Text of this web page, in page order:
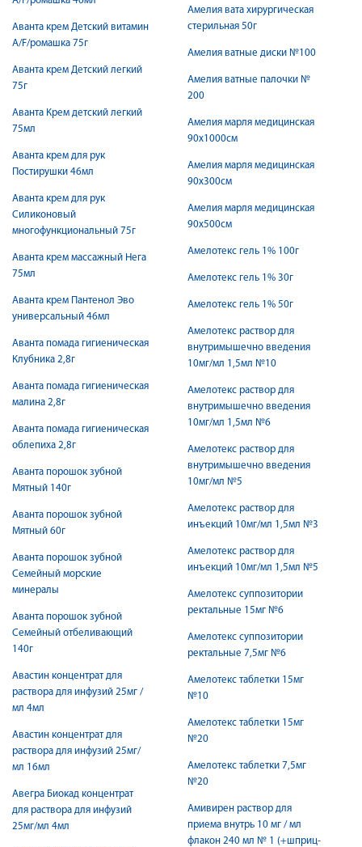
Аванта крем Детский витамин
А/F/ромашка 75г
Аванта крем Детский легкий
75г
Аванта Крем детский легкий
75мл
Аванта крем для рук
Постирушки 46мл
Аванта крем для рук
Силиконовый
многофункциональный 75г
Аванта крем массажный Нега
75мл
Аванта крем Пантенол Эво
универсальный 46мл
Аванта помада гигиеническая
Клубника 2,8г
Аванта помада гигиеническая
малина 2,8г
Аванта помада гигиеническая
облепиха 2,8г
Аванта порошок зубной
Мятный 140г
Аванта порошок зубной
Мятный 60г
Аванта порошок зубной
Семейный морские
минералы
Аванта порошок зубной
Семейный отбеливающий
140г
Авастин концентрат для
раствора для инфузий 25мг /
мл 4мл
Авастин концентрат для
раствора для инфузий 25мг/
мл 16мл
Авегра Биокад концентрат
для раствора для инфузий
25мг/мл 4мл
Амелия вата хирургическая
стерильная 50г
Амелия ватные диски №100
Амелия ватные палочки №
200
Амелия марля медицинская
90х1000см
Амелия марля медицинская
90х300см
Амелия марля медицинская
90х500см
Амелотекс гель 1% 100г
Амелотекс гель 1% 30г
Амелотекс гель 1% 50г
Амелотекс раствор для
внутримышечно введения
10мг/мл 1,5мл №10
Амелотекс раствор для
внутримышечно введения
10мг/мл 1,5мл №6
Амелотекс раствор для
внутримышечно введения
10мг/мл №5
Амелотекс раствор для
инъекций 10мг/мл 1,5мл №3
Амелотекс раствор для
инъекций 10мг/мл 1,5мл №5
Амелотекс суппозитории
ректальные 15мг №6
Амелотекс суппозитории
ректальные 7,5мг №6
Амелотекс таблетки 15мг
№10
Амелотекс таблетки 15мг
№20
Амелотекс таблетки 7,5мг
№20
Амивирен раствор для
приема внутрь 10 мг / мл
флакон 240 мл № 1 (+шприц-